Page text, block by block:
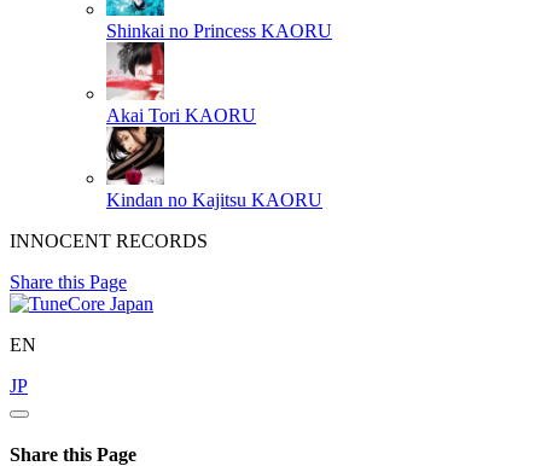
Shinkai no Princess KAORU
Akai Tori KAORU
Kindan no Kajitsu KAORU
INNOCENT RECORDS
Share this Page
EN
JP
Share this Page